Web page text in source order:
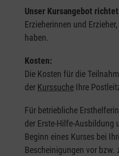
Unser Kursangebot
Erzieherinnen und
haben.
Kosten:
Die Kosten für die
der Kurssuche Ihre
Für betriebliche
der Erste-Hilfe-
Beginn eines Kurses bei
Bescheinigungen vor bzw.